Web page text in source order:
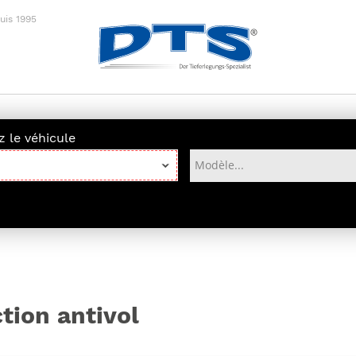
1995
MARCHANDISE
Marchandise
NOS
le véhicule
antivol